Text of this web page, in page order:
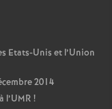
Etats-Unis et l’Union
2014
l’UMR !